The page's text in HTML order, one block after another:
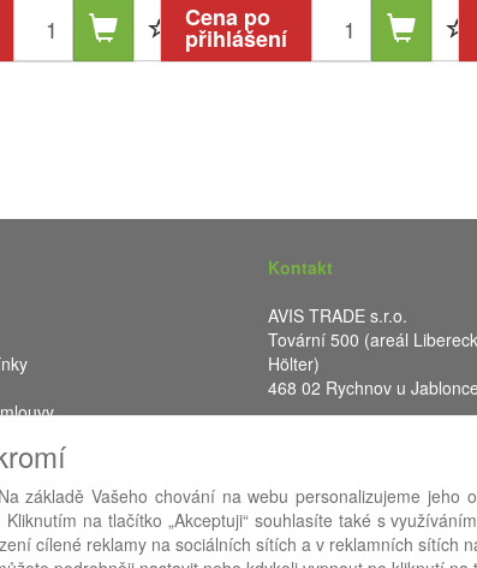
Cena po
přihlášení
Kontakt
AVIS TRADE s.r.o.
Tovární 500 (areál
Hölter)
468 02 Rychnov u
eShop- nejlepší řešení e-commerce pro náš procesní
základě Vašeho chování na webu personalizujeme jeho
na tlačítko „Akceptuji“ souhlasíte také s
cílené reklamy na sociálních sítích a v reklamních sítích